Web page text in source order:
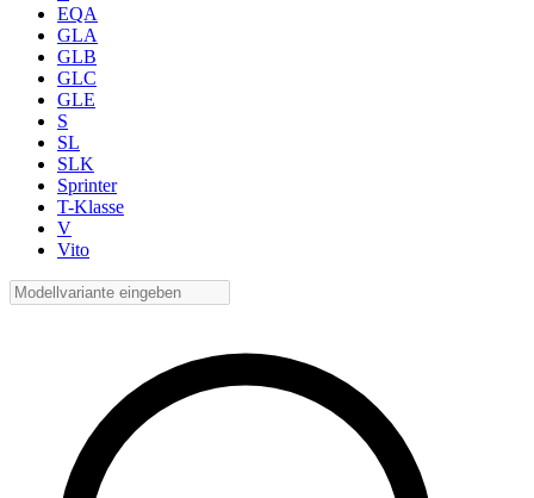
EQA
GLA
GLB
GLC
GLE
S
SL
SLK
Sprinter
T-Klasse
V
Vito